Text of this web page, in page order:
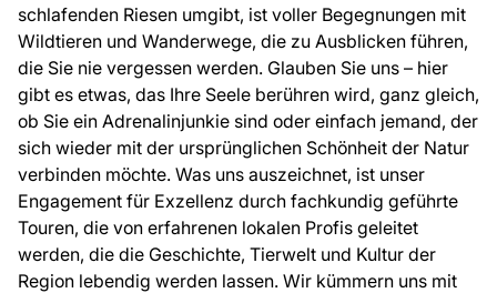
schlafenden Riesen umgibt, ist voller Begegnungen mit
Wildtieren und Wanderwege, die zu Ausblicken führen,
die Sie nie vergessen werden. Glauben Sie uns – hier
gibt es etwas, das Ihre Seele berühren wird, ganz gleich,
ob Sie ein Adrenalinjunkie sind oder einfach jemand, der
sich wieder mit der ursprünglichen Schönheit der Natur
verbinden möchte. Was uns auszeichnet, ist unser
Engagement für Exzellenz durch fachkundig geführte
Touren, die von erfahrenen lokalen Profis geleitet
werden, die die Geschichte, Tierwelt und Kultur der
Region lebendig werden lassen. Wir kümmern uns mit